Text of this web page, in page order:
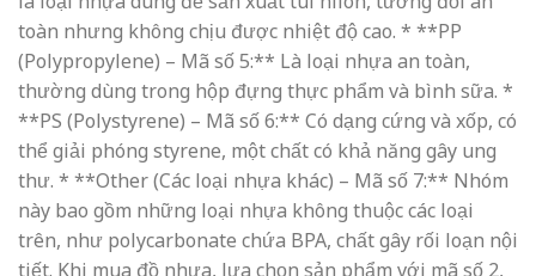
toàn nhưng không chịu được nhiệt độ cao. * **PP
(Polypropylene) – Mã số 5:** Là loại nhựa an toàn,
thường dùng trong hộp đựng thực phẩm và bình sữa. *
**PS (Polystyrene) – Mã số 6:** Có dạng cứng và xốp, có
thể giải phóng styrene, một chất có khả năng gây ung
thư. * **Other (Các loại nhựa khác) – Mã số 7:** Nhóm
này bao gồm những loại nhựa không thuộc các loại
trên, như polycarbonate chứa BPA, chất gây rối loạn nội
tiết. Khi mua đồ nhựa, lựa chọn sản phẩm với mã số 2,